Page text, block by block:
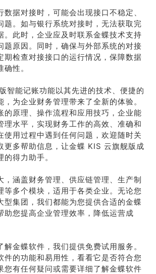
数据对接时，可能会出现接口不稳定、
题。如与银行系统对接时，无法获取完
。此时，企业应及时联系金蝶技术支持
题原因。同时，确保与外部系统的对接
期检查对接接口的运行情况，保障数据
性。
智能记账功能以其先进的技术、便捷的
，为企业财务管理带来了全新的体验。
的原理、操作流程和应用技巧，企业能
理水平，实现财务工作的高效、准确和
使用过程中遇到任何问题，欢迎随时关
更多帮助信息，让金蝶 KIS 云旗舰版成
得力助手。
，涵盖财务管理、供应链管理、生产制
等多个模块，适用于各类企业。无论您
型集团，我们都能为您提供合适的金蝶
助您提高企业管理效率，降低运营成
解金蝶软件，我们提供免费试用服务。
件的功能和易用性，看看它是否符合您
您有任何疑问或需要详细了解金蝶软件